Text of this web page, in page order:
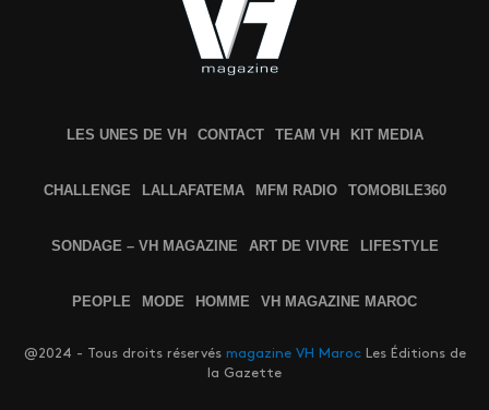
LES UNES DE VH CONTACT TEAM VH KIT MEDIA
CHALLENGE LALLAFATEMA MFM RADIO TOMOBILE360
SONDAGE – VH MAGAZINE ART DE VIVRE LIFESTYLE
PEOPLE MODE HOMME VH MAGAZINE MAROC
@2024 - Tous droits réservés magazine VH MarocLes Éditions de
la Gazette